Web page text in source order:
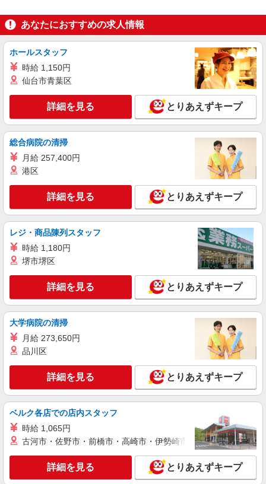
キープ 詳細を見る
正社員
リンツ ショコラ ブティック 新宿小田急エース店
【月給】230,000円〜 ※内訳：基本給199,100
円／固定残業代30,900円（20時間分） ※ご経験・
前職の給与を考慮 【店長候補 月給】300,000円〜
※内訳：基本給259,700円／固定残業代40,300円
（20時間分） ※接客経験2年以上、店長経験1年以
上 ※固定残業時間を超えた勤務時間については別
東京都新宿区西新宿 1丁目 西口地下街 1号 小
詳細を見る
パート
リンツ ショコラ ブティック ルミネ新宿2店
時給1,300円〜 【ポイント】 ￣￣￣￣￣￣ ●扶
養控除内勤務OK ●22時以降25％UP ●売上目標達
成による チームインセンティブあり
東京都新宿区新宿 3-38-2 ルミネ新宿 ルミネ2
詳細を見る
正社員
リンツ ショコラ ブティック ルミネ新宿2店
【月給】230,000円〜 ※内訳：基本給199,100
円／固定残業代30,900円（20時間分） ※ご経験・
※内訳：基本給259,700円／固定残業代40,300円
上 ※固定残業時間を超えた勤務時間については別
センティブあり
東京都新宿区新宿 3-38-2 ルミネ新宿 ルミネ2
1階
キープ 詳細を見る
SweetsParadise（スイーツパラダイス） 新宿東口店
スイパラのホール・キッチンスタッフ
あなたにおすすめの求人情報
ホールスタッフ
時給 1,150円
仙台市青葉区
詳細を見る とりあえずキープ
総合病院の清掃
月給 257,400円
港区
詳細を見る とりあえずキープ
レジ・商品陳列スタッフ
時給 1,180円
堺市堺区
詳細を見る とりあえずキープ
大学病院の清掃
月給 273,650円
品川区
詳細を見る とりあえずキープ
ベルク各店での店内スタッフ
時給 1,065円
古河市・佐野市・前橋市・高崎市・伊勢崎市・太田市・館林市
詳細を見る とりあえずキープ